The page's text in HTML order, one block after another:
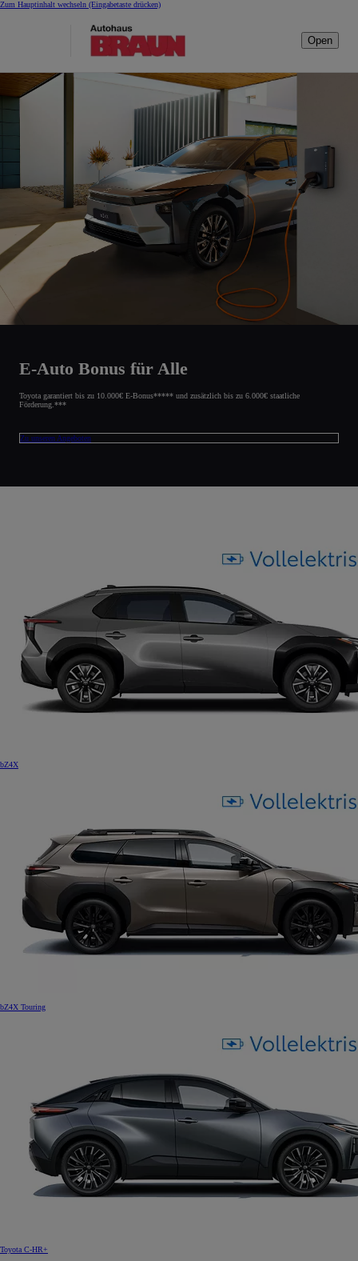
Zum Hauptinhalt wechseln (Eingabetaste drücken)
Open
E-Auto Bonus für Alle
Toyota garantiert bis zu 10.000€ E-Bonus***** und zusätzlich bis zu 6.000€ staatliche
Förderung.***
Zu unseren Angeboten
bZ4X
bZ4X Touring
Toyota C-HR+